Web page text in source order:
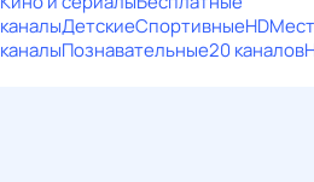
каналыДетскиеСпортивныеHD
каналыПознавательные20 каналов